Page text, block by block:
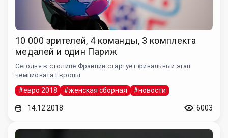
10 000 зрителей, 4 команды, 3 комплекта
медалей и один Париж
Сегодня в столице Франции стартует финальный этап
чемпионата Европы
#евро 2018 #женская сборная #новости
14.12.2018 6003